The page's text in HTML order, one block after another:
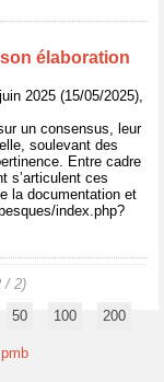
élaboration
2025 (15/05/2025),
un consensus, leur
soulevant des
Entre cadre
s’articulent ces
la documentation et
index.php?
/ 2)
50 100 200
pmb